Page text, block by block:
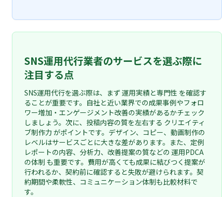
SNS運用代行業者のサービスを選ぶ際に
注目する点
SNS運用代行を選ぶ際は、まず 運用実績と専門性 を確認す
ることが重要です。自社と近い業界での成果事例やフォロ
ワー増加・エンゲージメント改善の実績があるかチェック
しましょう。次に、投稿内容の質を左右する クリエイティ
ブ制作力 がポイントです。デザイン、コピー、動画制作の
レベルはサービスごとに大きな差があります。また、定例
レポートの内容、分析力、改善提案の質などの 運用PDCA
の体制 も重要です。費用が高くても成果に結びつく提案が
行われるか、契約前に確認すると失敗が避けられます。契
約期間や柔軟性、コミュニケーション体制も比較材料で
す。